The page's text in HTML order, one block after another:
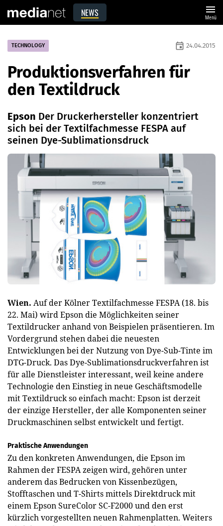
NEWS menu
Menü
TECHNOLOGY event 24.04.2015
Produktionsverfahren für
den Textildruck
Epson Der Druckerhersteller konzentriert
sich bei der Textilfachmesse FESPA auf
seinen Dye-Sublimationsdruck
Wien. Auf der Kölner Textilfachmesse FESPA (18. bis
22. Mai) wird Epson die Möglichkeiten seiner
Textildrucker anhand von Beispielen präsentieren. Im
Vordergrund stehen dabei die neuesten
Entwicklungen bei der Nutzung von Dye-Sub-Tinte im
DTG-Druck. Das Dye-Sublimationsdruckverfahren ist
für alle Dienstleister interessant, weil keine andere
Technologie den Einstieg in neue Geschäftsmodelle
mit Textildruck so einfach macht: Epson ist derzeit
der einzige Hersteller, der alle Komponenten seiner
Druckmaschinen selbst entwickelt und fertigt.
Praktische Anwendungen
Zu den konkreten Anwendungen, die Epson im
Rahmen der FESPA zeigen wird, gehören unter
anderem das Bedrucken von Kissenbezügen,
Stofftaschen und T-Shirts mittels Direktdruck mit
einem Epson SureColor SC-F2000 und den erst
kürzlich vorgestellten neuen Rahmenplatten. Weiters